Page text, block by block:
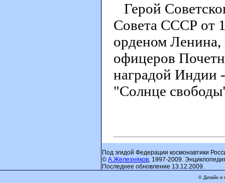
Герой
Совета СССР от
орденом
офицеров
наградой Индии
"Солнце
Под эгидой Федерации космонавтики
© А.Железняков, 1997-2009.
Последнее обновление 13.12.2009.
© Дизайн и